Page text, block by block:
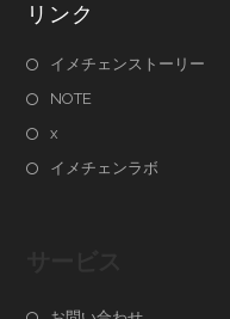
リンク
イメチェンストーリー
NOTE
x
イメチェンラボ